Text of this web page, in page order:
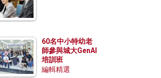
60名中小特幼老
師參與城大GenAI
培訓班
編輯精選